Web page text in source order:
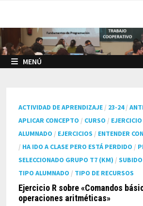
contenido
MENÚ
ACTIVIDAD DE APRENDIZAJE / 23-24/
APLICAR CONCEPTO / CURSO /
ALUMNADO / EJERCICIOS / ENTENDER
/ HA IDO A CLASE PERO ESTÁ PERDIDO /
SELECCIONADO GRUPO T7 (KM) /
TIPO ALUMNADO / TIPO DE RECURSOS
Ejercicio R sobre «Comandos
operaciones aritméticas»